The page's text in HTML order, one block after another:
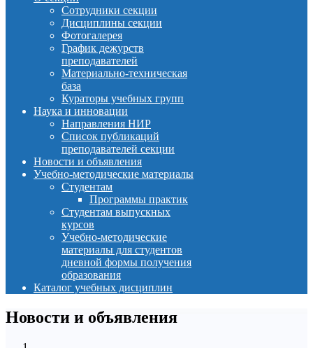
Сотрудники секции
Дисциплины секции
Фотогалерея
График дежурств
преподавателей
Материально-техническая
база
Кураторы учебных групп
Наука и инновации
Направления НИР
Список публикаций
преподавателей секции
Новости и объявления
Учебно-методические материалы
Студентам
Программы практик
Студентам выпускных
курсов
Учебно-методические
материалы для студентов
дневной формы получения
образования
Каталог учебных дисциплин
Новости и объявления